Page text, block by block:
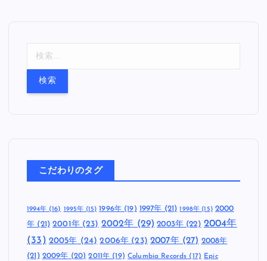
こだわりのタグ
1994年(16) 1995年 (15) 1996年(19) 1997年 (21) 1998年 (15) 2000
年 (21) 2001年(23) 2002年 (29) 2003年 (22) 2004年
(33) 2005年 (24) 2006年 (23) 2007年(27) 2008年
(21) 2009年 (20) 2011年 (19) Columbia Records (17) Epic